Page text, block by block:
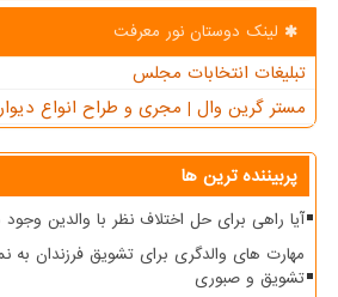
لینک دوستان نور معرفت
تبلیغات انتخابات مجلس
مستر گرین وال | مجری و طراح انواع
پربیننده ترین ها
آیا راهی برای حل اختلاف نظر با والدین وجود
مهارت های والدگری برای تشویق فرزندان به
تشویق و صبوری